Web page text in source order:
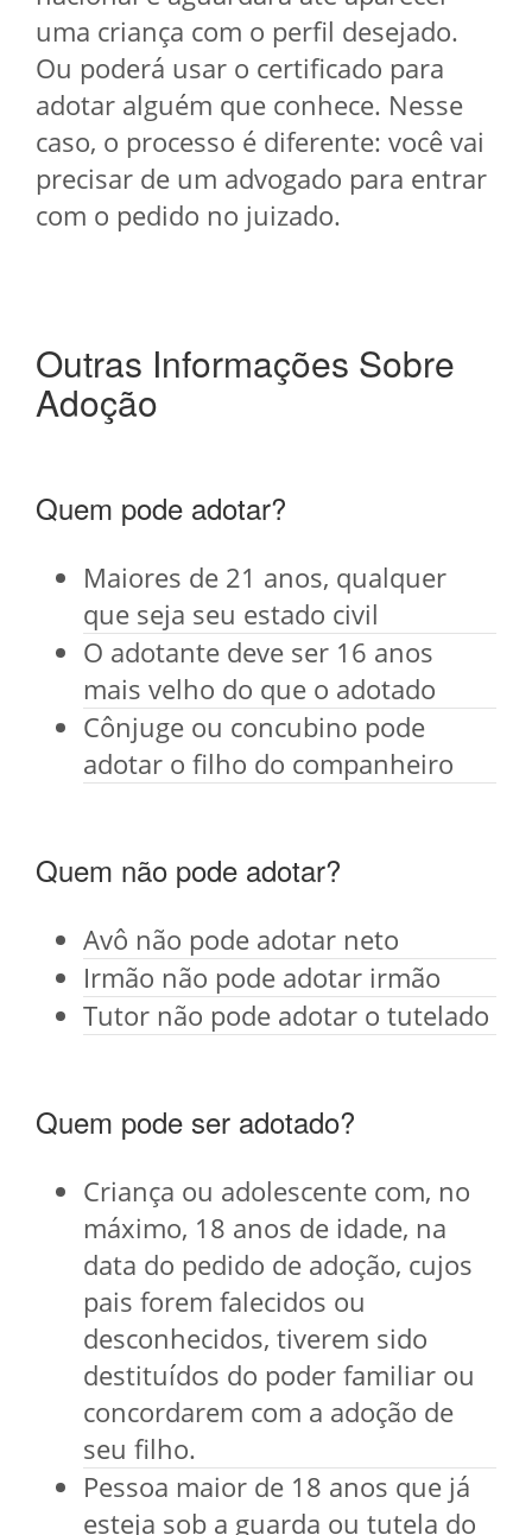
uma criança com o perfil desejado.
Ou poderá usar o certificado para
adotar alguém que conhece. Nesse
caso, o processo é diferente: você vai
precisar de um advogado para entrar
com o pedido no juizado.
Outras Informações Sobre
Adoção
Quem pode adotar?
Maiores de 21 anos, qualquer
que seja seu estado civil
O adotante deve ser 16 anos
mais velho do que o adotado
Cônjuge ou concubino pode
adotar o filho do companheiro
Quem não pode adotar?
Avô não pode adotar neto
Irmão não pode adotar irmão
Tutor não pode adotar o tutelado
Quem pode ser adotado?
Criança ou adolescente com, no
máximo, 18 anos de idade, na
data do pedido de adoção, cujos
pais forem falecidos ou
desconhecidos, tiverem sido
destituídos do poder familiar ou
concordarem com a adoção de
seu filho.
Pessoa maior de 18 anos que já
esteja sob a guarda ou tutela do